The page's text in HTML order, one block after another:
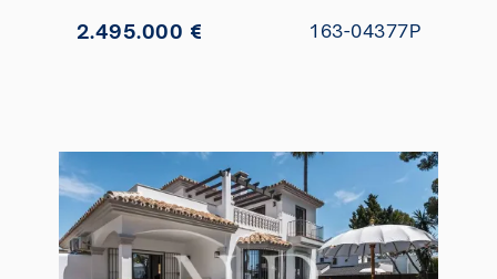
2.495.000 € 163-04377P